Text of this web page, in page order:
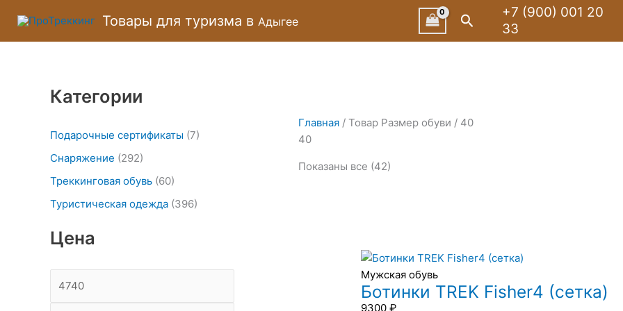
содержимому
Товары для туризма в Адыгее Поиск +7 (900) 001 20
33
Категории
Подарочные сертификаты (7)
Снаряжение (292)
Треккинговая обувь (60)
Туристическая одежда (396)
Цена
и
м
л
ь
н
а
и
а
л
ь
н
Главная / Товар Размер обуви / 40
40
Показаны все (42)
Сортировка:
рейтингу
Мужская обувь
Ботинки TREK Fisher4 (сетка)
9300 ₽